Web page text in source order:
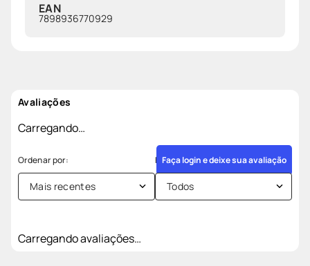
EAN
7898936770929
Avaliações
Carregando…
Faça login e deixe sua avaliação
Mais recentes Todos
Carregando avaliações…